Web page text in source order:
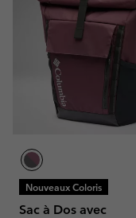
Nouveaux Coloris
Sac à Dos avec